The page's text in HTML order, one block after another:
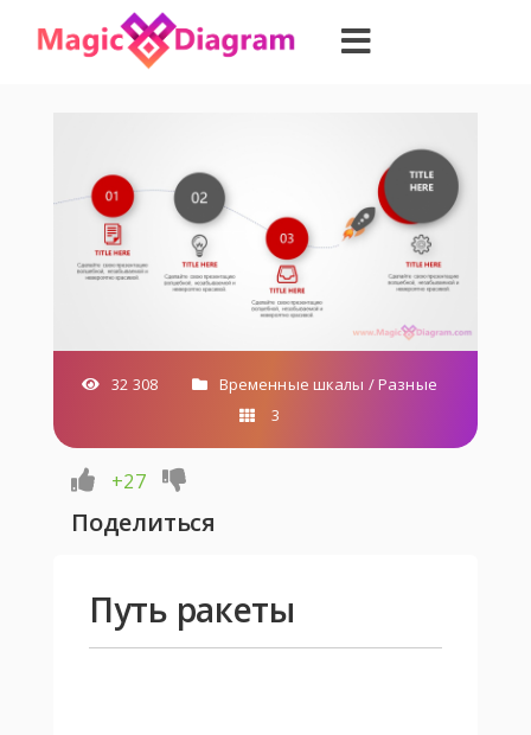
32 308 Временные шкалы /Разные
3
+27
Поделиться
Путь ракеты